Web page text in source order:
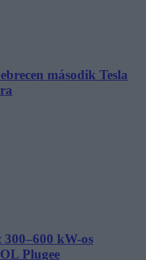
második Tesla
kW-os
Plugee